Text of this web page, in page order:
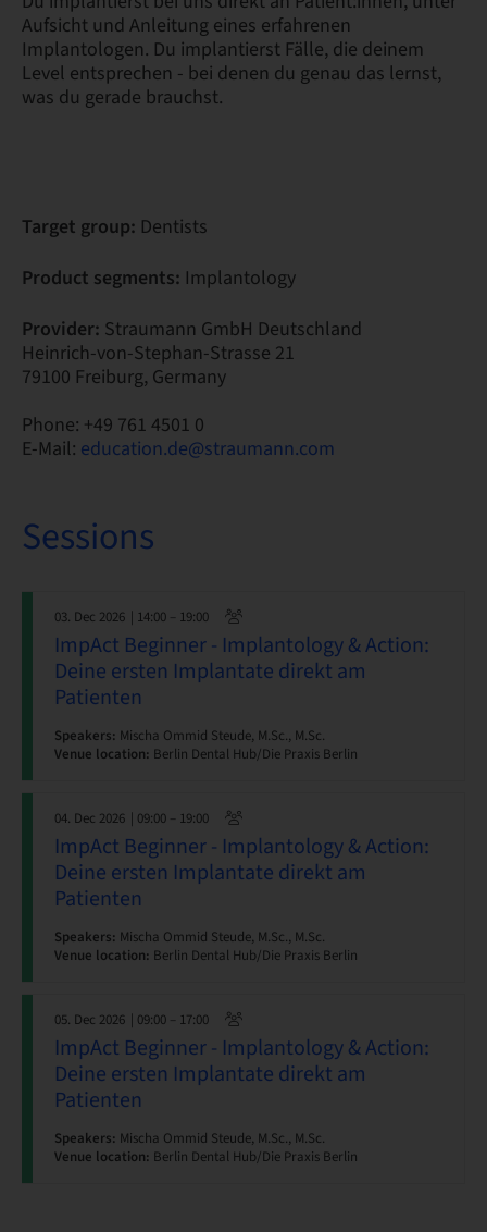
Aufsicht und Anleitung eines erfahrenen
Implantologen. Du implantierst Fälle, die deinem
Level entsprechen - bei denen du genau das lernst,
was du gerade brauchst.
Target group: Dentists
Product segments: Implantology
Provider: Straumann GmbH Deutschland
Heinrich-von-Stephan-Strasse 21
79100 Freiburg, Germany
Phone: +49 761 4501 0
E-Mail: education.de@straumann.com
Sessions
03. Dec 2026 | 14:00 – 19:00
ImpAct Beginner - Implantology & Action:
Deine ersten Implantate direkt am
Patienten
Speakers: Mischa Ommid Steude, M.Sc., M.Sc.
Venue location: Berlin Dental Hub/Die Praxis Berlin
04. Dec 2026 | 09:00 – 19:00
ImpAct Beginner - Implantology & Action:
Deine ersten Implantate direkt am
Patienten
Speakers: Mischa Ommid Steude, M.Sc., M.Sc.
Venue location: Berlin Dental Hub/Die Praxis Berlin
05. Dec 2026 | 09:00 – 17:00
ImpAct Beginner - Implantology & Action:
Deine ersten Implantate direkt am
Patienten
Speakers: Mischa Ommid Steude, M.Sc., M.Sc.
Venue location: Berlin Dental Hub/Die Praxis Berlin